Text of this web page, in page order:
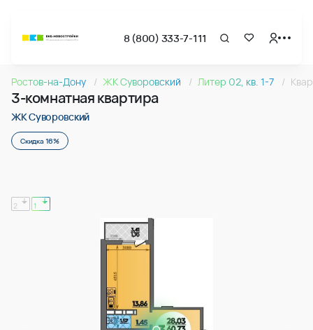
8 (800) 333-7-111
Квартира № 082 в ЖК Суворовский : подъезд 1, этаж 9,
3-комнатная квартира 64.13м2 в ЖК Суворовский, №082
3-комнатная квартира 64.13м2 в ЖК Суворовский, №082
Ростов-на-Дону ЖК Суворовский Литер 02, кв. 1-7
3-комнатная квартира
ЖК Суворовский
Скидка 16%